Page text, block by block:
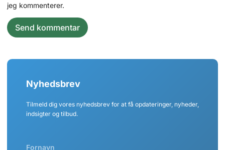
jeg kommenterer.
Nyhedsbrev
Tilmeld dig vores nyhedsbrev for at få opdateringer, nyheder,
indsigter og tilbud.